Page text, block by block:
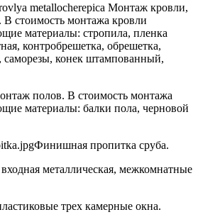
Монтаж кровли,
В стоимость монтажа кровли
материалы: стропила, пленка
контробрешетка, обрешетка,
саморезы, конек штампованный,
полов. В стоимость монтажа
материалы: балки пола, черновой
Финишная пропитка сруба.
металлическая, межкомнатные
трех камерные окна.